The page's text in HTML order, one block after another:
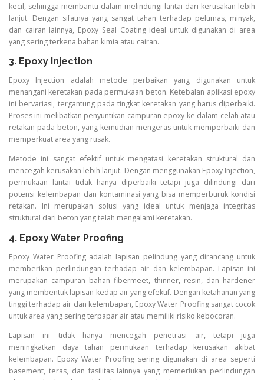
kecil, sehingga membantu dalam melindungi lantai dari kerusakan lebih
lanjut. Dengan sifatnya yang sangat tahan terhadap pelumas, minyak,
dan cairan lainnya, Epoxy Seal Coating ideal untuk digunakan di area
yang sering terkena bahan kimia atau cairan.
3. Epoxy Injection
Epoxy Injection adalah metode perbaikan yang digunakan untuk
menangani keretakan pada permukaan beton. Ketebalan aplikasi epoxy
ini bervariasi, tergantung pada tingkat keretakan yang harus diperbaiki.
Proses ini melibatkan penyuntikan campuran epoxy ke dalam celah atau
retakan pada beton, yang kemudian mengeras untuk memperbaiki dan
memperkuat area yang rusak.
Metode ini sangat efektif untuk mengatasi keretakan struktural dan
mencegah kerusakan lebih lanjut. Dengan menggunakan Epoxy Injection,
permukaan lantai tidak hanya diperbaiki tetapi juga dilindungi dari
potensi kelembapan dan kontaminasi yang bisa memperburuk kondisi
retakan. Ini merupakan solusi yang ideal untuk menjaga integritas
struktural dari beton yang telah mengalami keretakan.
4. Epoxy Water Proofing
Epoxy Water Proofing adalah lapisan pelindung yang dirancang untuk
memberikan perlindungan terhadap air dan kelembapan. Lapisan ini
merupakan campuran bahan fibermeet, thinner, resin, dan hardener
yang membentuk lapisan kedap air yang efektif. Dengan ketahanan yang
tinggi terhadap air dan kelembapan, Epoxy Water Proofing sangat cocok
untuk area yang sering terpapar air atau memiliki risiko kebocoran.
Lapisan ini tidak hanya mencegah penetrasi air, tetapi juga
meningkatkan daya tahan permukaan terhadap kerusakan akibat
kelembapan. Epoxy Water Proofing sering digunakan di area seperti
basement, teras, dan fasilitas lainnya yang memerlukan perlindungan